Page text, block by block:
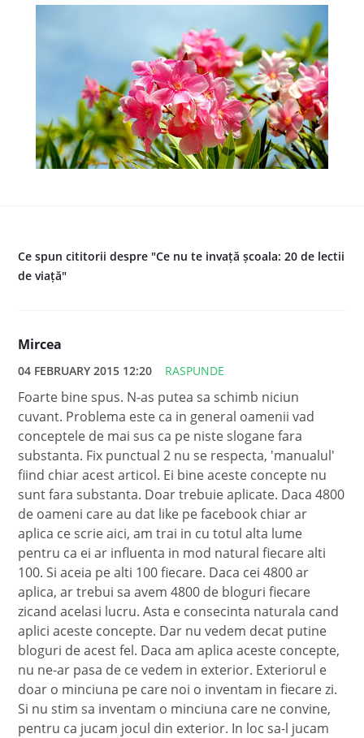
Ce spun cititorii despre "Ce nu te invaţă şcoala: 20 de lectii
de viaţă"
Mircea
04 FEBRUARY 2015 12:20 RASPUNDE
Foarte bine spus. N-as putea sa schimb niciun
cuvant. Problema este ca in general oamenii vad
conceptele de mai sus ca pe niste slogane fara
substanta. Fix punctual 2 nu se respecta, 'manualul'
fiind chiar acest articol. Ei bine aceste concepte nu
sunt fara substanta. Doar trebuie aplicate. Daca 4800
de oameni care au dat like pe facebook chiar ar
aplica ce scrie aici, am trai in cu totul alta lume
pentru ca ei ar influenta in mod natural fiecare alti
100. Si aceia pe alti 100 fiecare. Daca cei 4800 ar
aplica, ar trebui sa avem 4800 de bloguri fiecare
zicand acelasi lucru. Asta e consecinta naturala cand
aplici aceste concepte. Dar nu vedem decat putine
bloguri de acest fel. Daca am aplica aceste concepte,
nu ne-ar pasa de ce vedem in exterior. Exteriorul e
doar o minciuna pe care noi o inventam in fiecare zi.
Si nu stim sa inventam o minciuna care ne convine,
pentru ca jucam jocul din exterior. In loc sa-l jucam